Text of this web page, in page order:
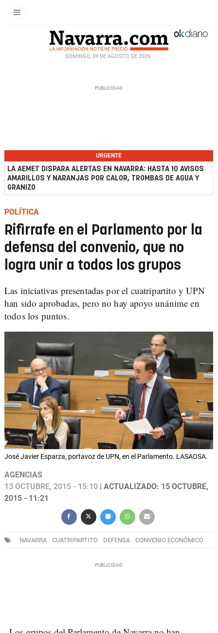
DOMINGO, 09 DE AGOSTO DE 2026
URGENTE
LA AEMET DISPARA ALERTAS EN NAVARRA: HASTA 10 AVISOS
AMARILLOS Y NARANJAS POR CALOR, TROMBAS DE AGUA Y
GRANIZO
POLÍTICA
Rifirrafe en el Parlamento por la
defensa del convenio, que no
logra unir a todos los grupos
Las iniciativas presentadas por el cuatripartito y UPN
han sido aprobadas, pero no hay apoyo unánime en
todos los puntos.
José Javier Esparza, portavoz de UPN, en el Parlamento. LASAOSA.
AGENCIAS
13 OCTUBRE, 2015 - 15:10 | ACTUALIZADO: 15 OCTUBRE,
2015 - 11:21
NAVARRA CUATRIPARTITO DEFENSA CONVENIO ECONÓMICO